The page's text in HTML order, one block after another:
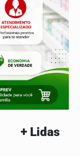
+ Lidas